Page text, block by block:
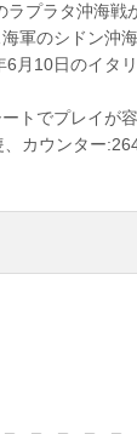
プラタ沖海戦
軍のシドン沖
月10日のイタ
トでプレイが容
カウンター